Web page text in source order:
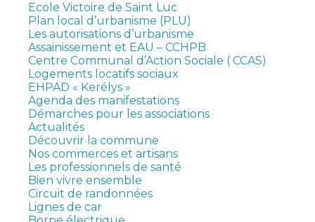
Ecole Victoire de Saint Luc
Plan local d’urbanisme (PLU)
Les autorisations d’urbanisme
Assainissement et EAU – CCHPB
Centre Communal d’Action Sociale ( CCAS)
Logements locatifs sociaux
EHPAD « Kerélys »
Agenda des manifestations
Démarches pour les associations
Actualités
Découvrir la commune
Nos commerces et artisans
Les professionnels de santé
Bien vivre ensemble
Circuit de randonnées
Lignes de car